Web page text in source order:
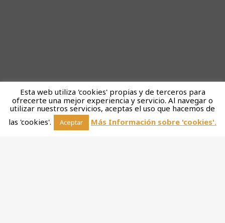
Esta web utiliza 'cookies' propias y de terceros para
ofrecerte una mejor experiencia y servicio. Al navegar o
utilizar nuestros servicios, aceptas el uso que hacemos de
las 'cookies'.
Aceptar Más Información sobre 'cookies'.